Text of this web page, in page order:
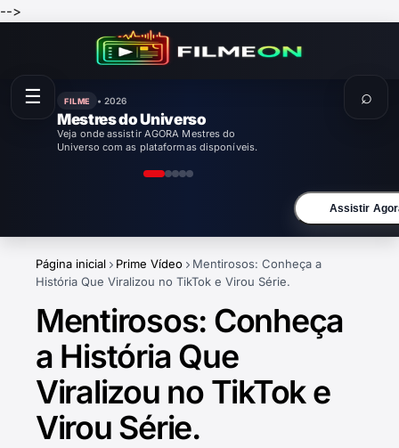
-->
FILME • 2026
Mestres do Universo
Veja onde assistir AGORA Mestres do
Universo com as plataformas disponíveis.
Assistir
Página inicial Prime Vídeo
Mentirosos: Conheça a
História Que Viralizou no TikTok e Virou Série.
Mentirosos: Conheça
a História Que
Viralizou no TikTok e
Virou Série.
☰ ⌕